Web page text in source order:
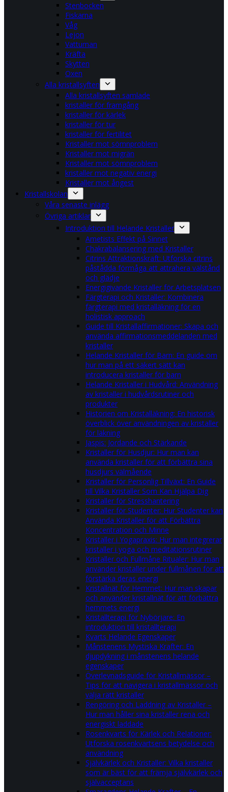
Stenbocken
Fiskarna
Våg
Lejon
Vattuman
Kräfta
Skytten
Oxen
Alla kristallsyften
Alla kristallsyften samlade
kristaller för framgång
kristaller för kärlek
kristaller för tur
kristaller för fertilitet
Kristaller mot sömnproblem
Kristaller mot migrän
Kristaller mot sömnproblem
kristaller mot negativ energi
Kristaller mot ångest
Kristallskolan
Våra senaste inlägg
Övriga artiklar
Introduktion till Helande Kristaller
Ametists Effekt på Sinnet
Chakrabalansering med Kristaller
Citrins Attraktionskraft: Utforska citrins
påstådda förmåga att attrahera välstånd
och glädje
Energigivande Kristaller för Arbetsplatsen
Färgterapi och Kristaller: Kombinera
färgterapi med kristalläkning för en
holistisk approach
Guide till Kristallaffirmationer: Skapa och
använda affirmationsmeddelanden med
kristaller
Helande Kristaller för Barn: En guide om
hur man på ett säkert sätt kan
introducera kristaller för barn
Helande Kristaller i Hudvård: Användning
av kristaller i hudvårdsrutiner och
produkter
Historien om Kristalläkning: En historisk
överblick över användningen av kristaller
för läkning
Jaspis: Jordande och Stärkande
Kristaller för Husdjur: Hur man kan
använda kristaller för att förbättra sina
husdjurs välmående
Kristaller för Personlig Tillväxt: En Guide
till Vilka Kristaller Som Kan Hjälpa Dig
Kristaller för Stresshantering
Kristaller för Studenter: Hur Studenter kan
Använda Kristaller för att Förbättra
Koncentration och Minne
Kristaller i Yogapraxis: Hur man integrerar
kristaller i yoga och meditationsrutiner
Kristaller och Fullmåne Ritualer: Hur man
använder kristaller under fullmånen för att
förstärka deras energi
Kristallnät för Hemmet: Hur man skapar
och använder kristallnät för att förbättra
hemmets energi
Kristallterapi för Nybörjare: En
introduktion till kristallterapi
Kvarts Helande Egenskaper
Månstenens Mystiska Krafter: En
djupdykning i månstenens helande
egenskaper
Överlevnadsguide för Kristallmässor –
Tips för att navigera i kristallmässor och
välja rätt kristaller
Rengöring och Laddning av Kristaller –
Hur man håller sina kristaller rena och
energiskt laddade
Rosenkvarts för Kärlek och Relationer:
Utforska rosenkvartsens betydelse och
användning
Självkärlek och Kristaller: Vilka kristaller
som är bäst för att främja självkärlek och
självacceptans